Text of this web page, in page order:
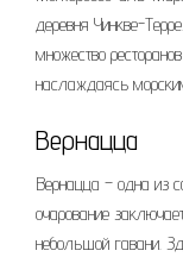
деревня Чинкве-
множество
наслаждаясь
Вернацца
Вернацца – одна из
очарование
небольшой гавани.